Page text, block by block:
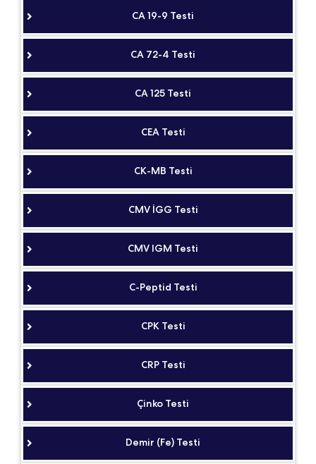
CA 19-9 Testi
CA 72-4 Testi
CA 125 Testi
CEA Testi
CK-MB Testi
CMV İGG Testi
CMV IGM Testi
C-Peptid Testi
CPK Testi
CRP Testi
Çinko Testi
Demir (Fe) Testi